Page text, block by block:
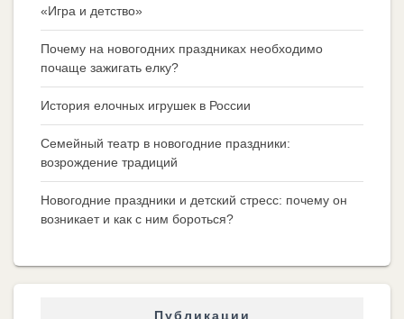
«Игра и детство»
Почему на новогодних праздниках необходимо
почаще зажигать елку?
История елочных игрушек в России
Семейный театр в новогодние праздники:
возрождение традиций
Новогодние праздники и детский стресс: почему он
возникает и как с ним бороться?
Публикации